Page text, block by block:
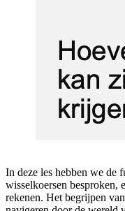
In deze les hebben we de
wisselkoersen besproken,
rekenen. Het begrijpen